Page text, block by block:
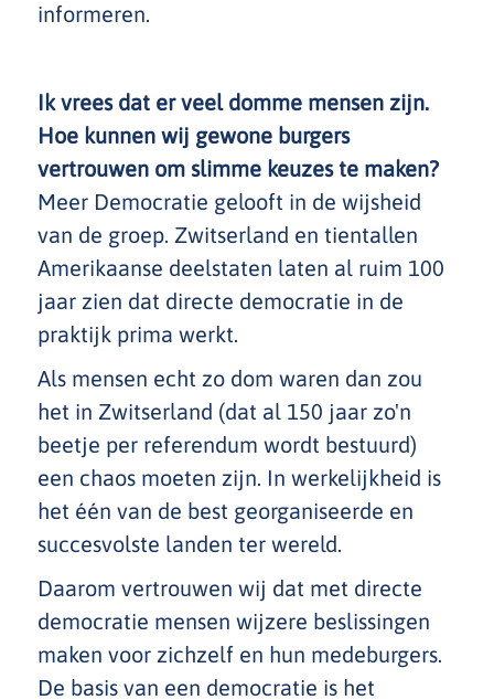
informeren.
Ik vrees dat er veel domme mensen zijn.
Hoe kunnen wij gewone burgers
vertrouwen om slimme keuzes te maken?
Meer Democratie gelooft in de wijsheid
van de groep. Zwitserland en tientallen
Amerikaanse deelstaten laten al ruim 100
jaar zien dat directe democratie in de
praktijk prima werkt.
Als mensen echt zo dom waren dan zou
het in Zwitserland (dat al 150 jaar zo'n
beetje per referendum wordt bestuurd)
een chaos moeten zijn. In werkelijkheid is
het één van de best georganiseerde en
succesvolste landen ter wereld.
Daarom vertrouwen wij dat met directe
democratie mensen wijzere beslissingen
maken voor zichzelf en hun medeburgers.
De basis van een democratie is het